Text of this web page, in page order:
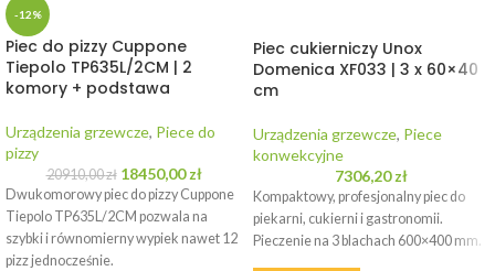
-12%
Piec do pizzy Cuppone
Tiepolo TP635L/2CM | 2
komory + podstawa
Urządzenia grzewcze, Piece do
pizzy
20910,00zł 18450,00zł
Dwukomorowy piec do pizzy Cuppone
Tiepolo TP635L/2CM pozwala na
szybki i równomierny wypiek nawet 12
pizz jednocześnie.
Piec cukierniczy Unox
Domenica XF033 | 3 x 60×40
cm
Urządzenia grzewcze, Piece
konwekcyjne
7306,20zł
Kompaktowy, profesjonalny piec do
piekarni, cukierni i gastronomii.
Pieczenie na 3 blachach 600×400 mm.